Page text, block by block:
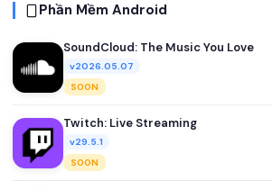
Phần Mềm Android
SoundCloud: The Music You Love
v2026.05.07
SOON
Twitch: Live Streaming
v29.5.1
SOON